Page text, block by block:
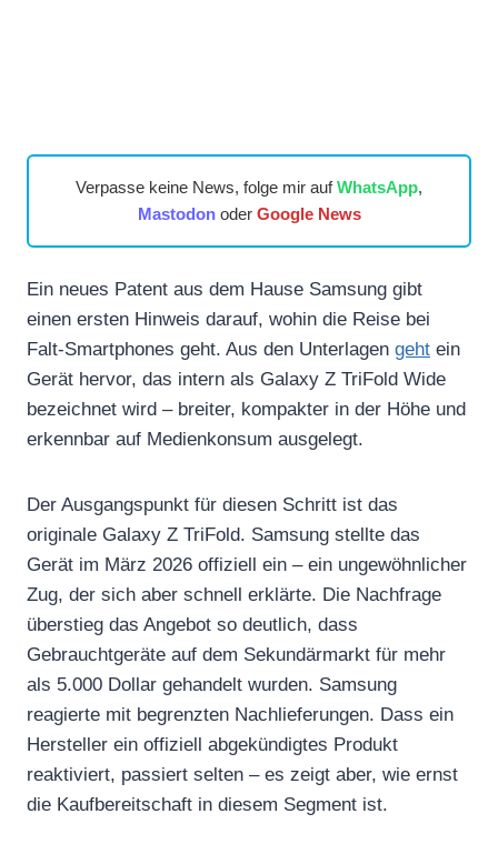
Verpasse keine News, folge mir aufWhatsApp,
Mastodonoder Google News
Ein neues Patent aus dem Hause Samsung gibt
einen ersten Hinweis darauf, wohin die Reise bei
Falt-Smartphones geht. Aus den Unterlagen geht ein
Gerät hervor, das intern als Galaxy Z TriFold Wide
bezeichnet wird – breiter, kompakter in der Höhe und
erkennbar auf Medienkonsum ausgelegt.
Der Ausgangspunkt für diesen Schritt ist das
originale Galaxy Z TriFold. Samsung stellte das
Gerät im März 2026 offiziell ein – ein ungewöhnlicher
Zug, der sich aber schnell erklärte. Die Nachfrage
überstieg das Angebot so deutlich, dass
Gebrauchtgeräte auf dem Sekundärmarkt für mehr
als 5.000 Dollar gehandelt wurden. Samsung
reagierte mit begrenzten Nachlieferungen. Dass ein
Hersteller ein offiziell abgekündigtes Produkt
reaktiviert, passiert selten – es zeigt aber, wie ernst
die Kaufbereitschaft in diesem Segment ist.